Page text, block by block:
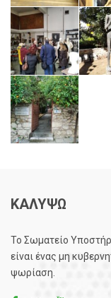
ΚΑΛΥΨΩ
Το Σωματείο
είναι ένας μη
ψωρίαση.